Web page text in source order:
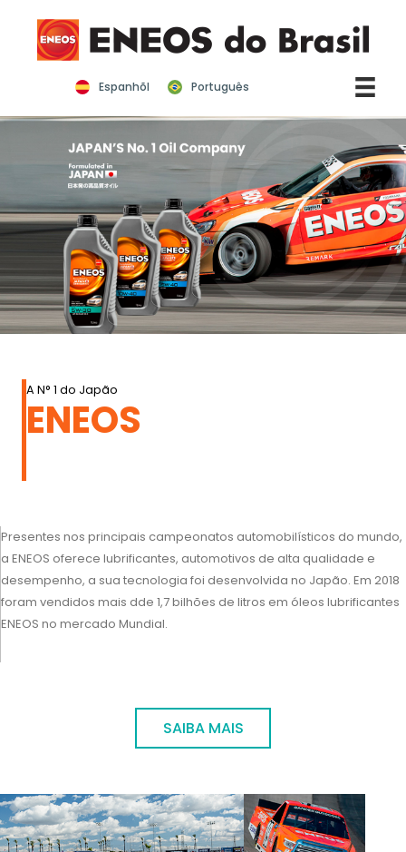
Espanhõl
Português
A N° 1 do Japão
ENEOS
Presentes nos principais campeonatos automobilísticos do mundo,
a ENEOS oferece lubrificantes, automotivos de alta qualidade e
desempenho, a sua tecnologia foi desenvolvida no Japão. Em 2018
foram vendidos mais dde 1,7 bilhões de litros em óleos lubrificantes
ENEOS no mercado Mundial.
SAIBA MAIS